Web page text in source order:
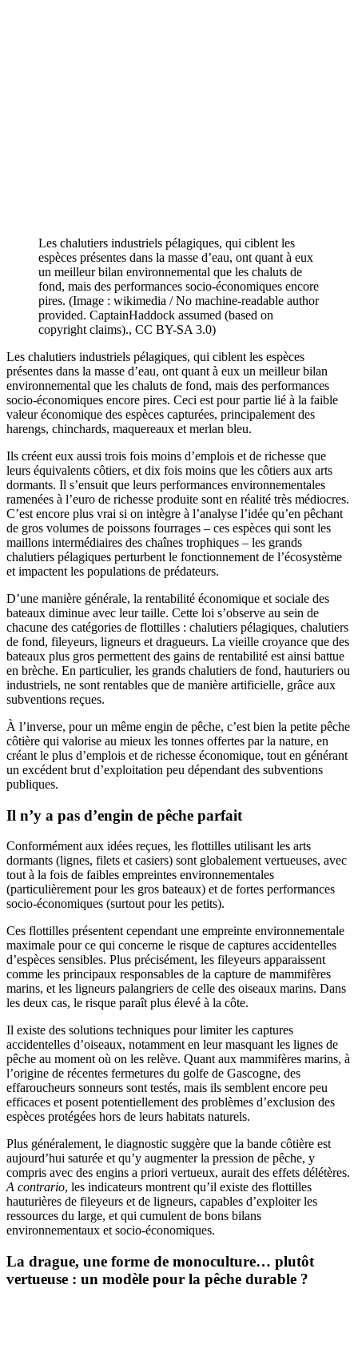
Les chalutiers industriels pélagiques, qui ciblent les
espèces présentes dans la masse d’eau, ont quant à eux
un meilleur bilan environnemental que les chaluts de
fond, mais des performances socio-économiques encore
pires. (Image : wikimedia / No machine-readable author
provided. CaptainHaddock assumed (based on
copyright claims)., CC BY-SA 3.0)
Les chalutiers industriels pélagiques, qui ciblent les espèces
présentes dans la masse d’eau, ont quant à eux un meilleur bilan
environnemental que les chaluts de fond, mais des performances
socio-économiques encore pires. Ceci est pour partie lié à la faible
valeur économique des espèces capturées, principalement des
harengs, chinchards, maquereaux et merlan bleu.
Ils créent eux aussi trois fois moins d’emplois et de richesse que
leurs équivalents côtiers, et dix fois moins que les côtiers aux arts
dormants. Il s’ensuit que leurs performances environnementales
ramenées à l’euro de richesse produite sont en réalité très médiocres.
C’est encore plus vrai si on intègre à l’analyse l’idée qu’en pêchant
de gros volumes de poissons fourrages – ces espèces qui sont les
maillons intermédiaires des chaînes trophiques – les grands
chalutiers pélagiques perturbent le fonctionnement de l’écosystème
et impactent les populations de prédateurs.
D’une manière générale, la rentabilité économique et sociale des
bateaux diminue avec leur taille. Cette loi s’observe au sein de
chacune des catégories de flottilles : chalutiers pélagiques, chalutiers
de fond, fileyeurs, ligneurs et dragueurs. La vieille croyance que des
bateaux plus gros permettent des gains de rentabilité est ainsi battue
en brèche. En particulier, les grands chalutiers de fond, hauturiers ou
industriels, ne sont rentables que de manière artificielle, grâce aux
subventions reçues.
À l’inverse, pour un même engin de pêche, c’est bien la petite pêche
côtière qui valorise au mieux les tonnes offertes par la nature, en
créant le plus d’emplois et de richesse économique, tout en générant
un excédent brut d’exploitation peu dépendant des subventions
publiques.
Il n’y a pas d’engin de pêche parfait
Conformément aux idées reçues, les flottilles utilisant les arts
dormants (lignes, filets et casiers) sont globalement vertueuses, avec
tout à la fois de faibles empreintes environnementales
(particulièrement pour les gros bateaux) et de fortes performances
socio-économiques (surtout pour les petits).
Ces flottilles présentent cependant une empreinte environnementale
maximale pour ce qui concerne le risque de captures accidentelles
d’espèces sensibles. Plus précisément, les fileyeurs apparaissent
comme les principaux responsables de la capture de mammifères
marins, et les ligneurs palangriers de celle des oiseaux marins. Dans
les deux cas, le risque paraît plus élevé à la côte.
Il existe des solutions techniques pour limiter les captures
accidentelles d’oiseaux, notamment en leur masquant les lignes de
pêche au moment où on les relève. Quant aux mammifères marins, à
l’origine de récentes fermetures du golfe de Gascogne, des
effaroucheurs sonneurs sont testés, mais ils semblent encore peu
efficaces et posent potentiellement des problèmes d’exclusion des
espèces protégées hors de leurs habitats naturels.
Plus généralement, le diagnostic suggère que la bande côtière est
aujourd’hui saturée et qu’y augmenter la pression de pêche, y
compris avec des engins a priori vertueux, aurait des effets délétères.
A contrario, les indicateurs montrent qu’il existe des flottilles
hauturières de fileyeurs et de ligneurs, capables d’exploiter les
ressources du large, et qui cumulent de bons bilans
environnementaux et socio-économiques.
La drague, une forme de monoculture… plutôt
vertueuse : un modèle pour la pêche durable ?